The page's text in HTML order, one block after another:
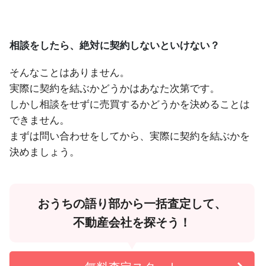
相談をしたら、絶対に契約しないといけない？
そんなことはありません。
実際に契約を結ぶかどうかはあなた次第です。
しかし相談をせずに売買するかどうかを決めることは
できません。
まずは問い合わせをしてから、実際に契約を結ぶかを
決めましょう。
おうちの語り部から一括査定して、
不動産会社を探そう！